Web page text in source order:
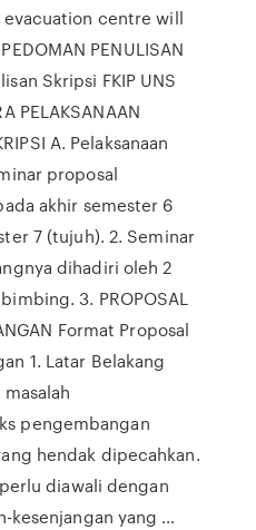
centre will
PENULISAN
Skripsi FKIP UNS
PELAKSANAAN
A. Pelaksanaan
proposal
akhir semester 6
7 (tujuh). 2. Seminar
dihadiri oleh 2
3. PROPOSAL
Format Proposal
1. Latar Belakang
pengembangan
hendak dipecahkan.
diawali dengan
kesenjangan yang …